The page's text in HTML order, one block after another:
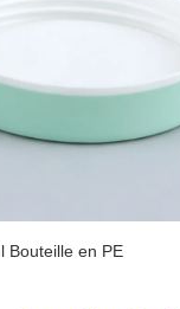
Bouteille en PE